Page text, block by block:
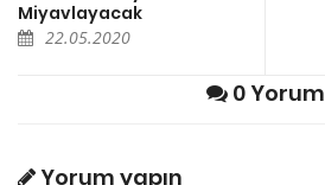
Miyavlayacak
22.05.2020
0 Yorum
Yorum yapın